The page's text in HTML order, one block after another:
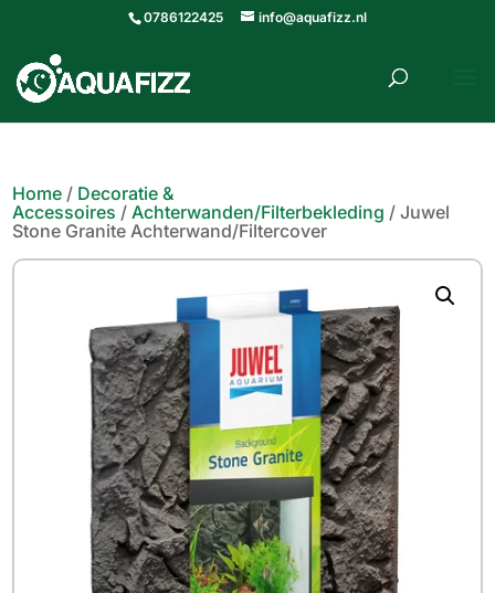
0786122425 info@aquafizz.nl
Home / Decoratie &
Accessoires /Achterwanden/Filterbekleding / Juwel
Stone Granite Achterwand/Filtercover